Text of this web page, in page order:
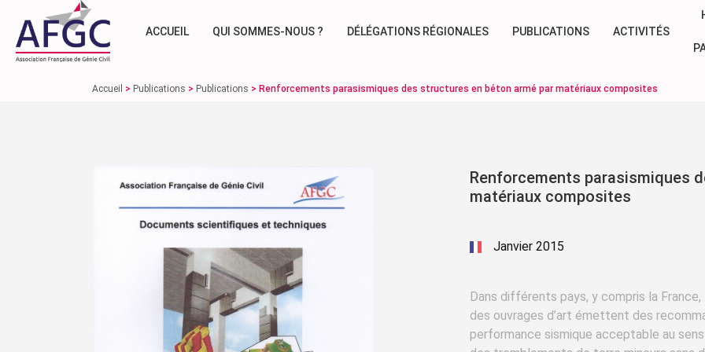
ACCUEIL QUI SOMMES-NOUS ? DÉLÉGATIONS RÉGIONALES PUBLICATIONS ACTIVITÉS
Accueil > Publications > Publications > Renforcements parasismiques des structures en béton armé par matériaux composites
Renforcements parasismiques
matériaux composites
Janvier 2015
Dans différents pays, y compris la
des ouvrages d’art émettent des
performance sismique acceptable au